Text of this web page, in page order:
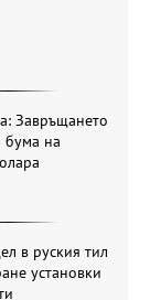
Завръщането
бума на
в руския тил
установки